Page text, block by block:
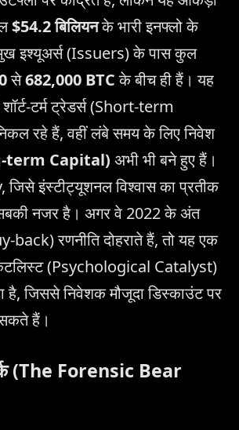
$54.2 बिलियनके भारी इनफ्लो के
इश्यूअर्स (Issuers) के पास कुल
से682,000 BTCके बीच ही हैं। यह
टर्म ट्रेडर्स (Short-term
रहे हैं, वहीं लंबे समय के लिए निवेश
term Capital) अभी भी बने हुए हैं।
इंस्टीट्यूशनल विश्वास का प्रतीक
सबकी नजर है। अगर वे 2022 के अंत
back) रणनीति दोहराते हैं, तो यह एक
(Psychological Catalyst)
जिससे निवेशक मौजूदा डिस्काउंट पर
हैं।
(The Forensic Bear